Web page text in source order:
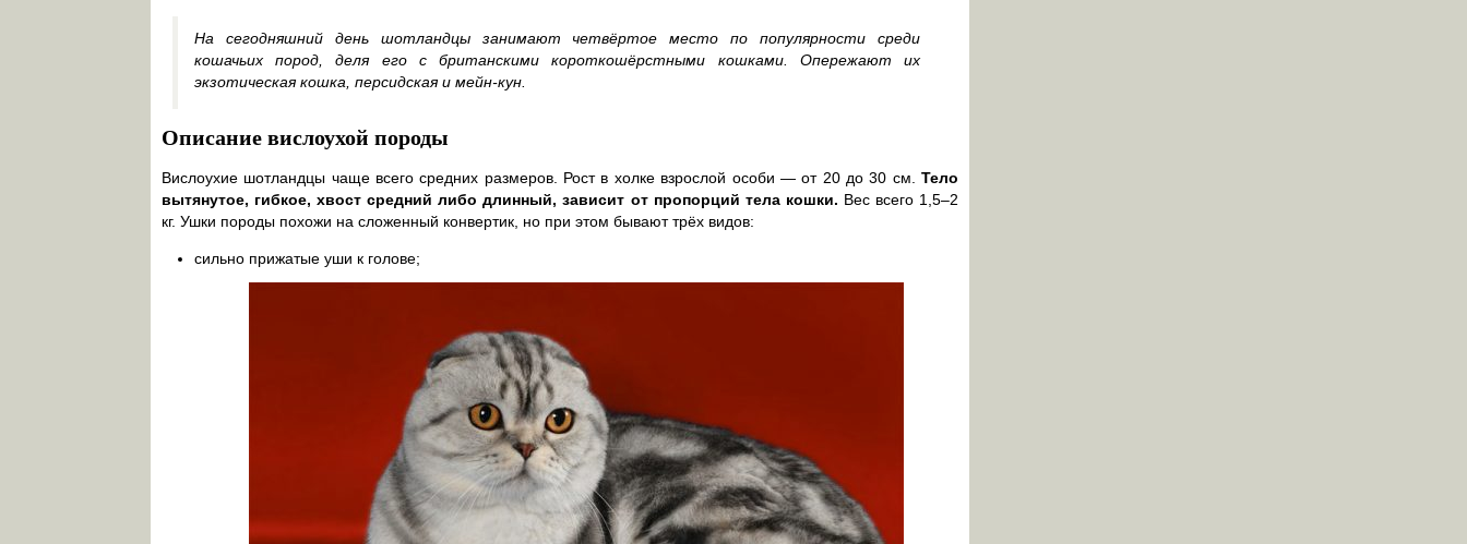
На сегодняшний день шотландцы занимают четвёртое место по популярности среди
кошачьих пород, деля его с британскими короткошёрстными кошками. Опережают их
экзотическая кошка, персидская и мейн-кун.
Описание вислоухой породы
Вислоухие шотландцы чаще всего средних размеров. Рост в холке взрослой особи — от 20 до 30 см. Тело
вытянутое, гибкое, хвост средний либо длинный, зависит от пропорций тела кошки. Вес всего 1,5–2
кг. Ушки породы похожи на сложенный конвертик, но при этом бывают трёх видов:
сильно прижатые уши к голове;